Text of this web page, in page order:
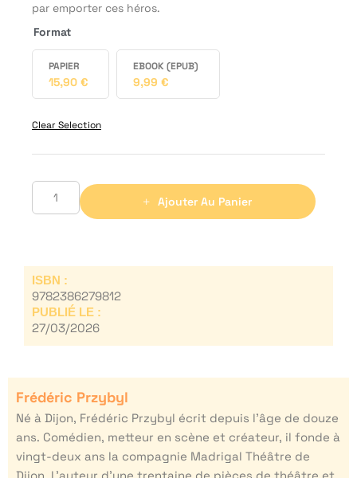
par emporter ces héros.
Format
PAPIER
15,90 €
EBOOK (EPUB)
9,99 €
Clear Selection
Ajouter Au Panier
ISBN :
9782386279812
PUBLIÉ LE :
27/03/2026
Frédéric Przybyl
Né à Dijon, Frédéric Przybyl écrit depuis l’âge de douze
ans. Comédien, metteur en scène et créateur, il fonde à
vingt-deux ans la compagnie Madrigal Théâtre de
Dijon. L’auteur d’une trentaine de pièces de théâtre et